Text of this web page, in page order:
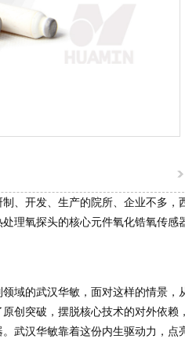
、开发、生产的院所、企业不多
理氧探头的核心元件氧化锆氧传感
域的武汉华敏，面对这样的情景
创突破，摆脱核心技术的对外依
武汉华敏靠着这份内生驱动力，